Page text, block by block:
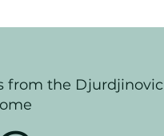
from the Djurdjinovic